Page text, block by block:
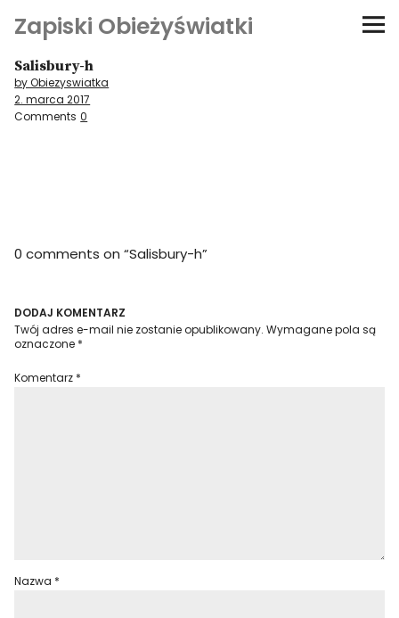
Zapiski Obieżyświatki
Podróże
Kultura i sztuka
Niezwyczajne ściany
Dom na kółkach
Salisbury-h
by Obiezyswiatka
2. marca 2017
Comments 0
0 comments on “Salisbury-h”
DODAJ KOMENTARZ
Twój adres e-mail nie zostanie opublikowany. Wymagane pola są
oznaczone *
Komentarz *
Nazwa *